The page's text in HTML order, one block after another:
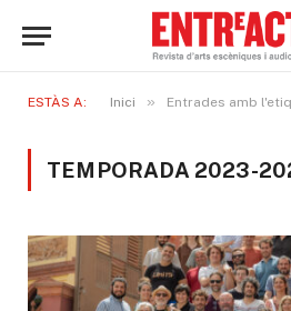
ESTÀS A: Inici » Entrades amb
TEMPORADA 2023-